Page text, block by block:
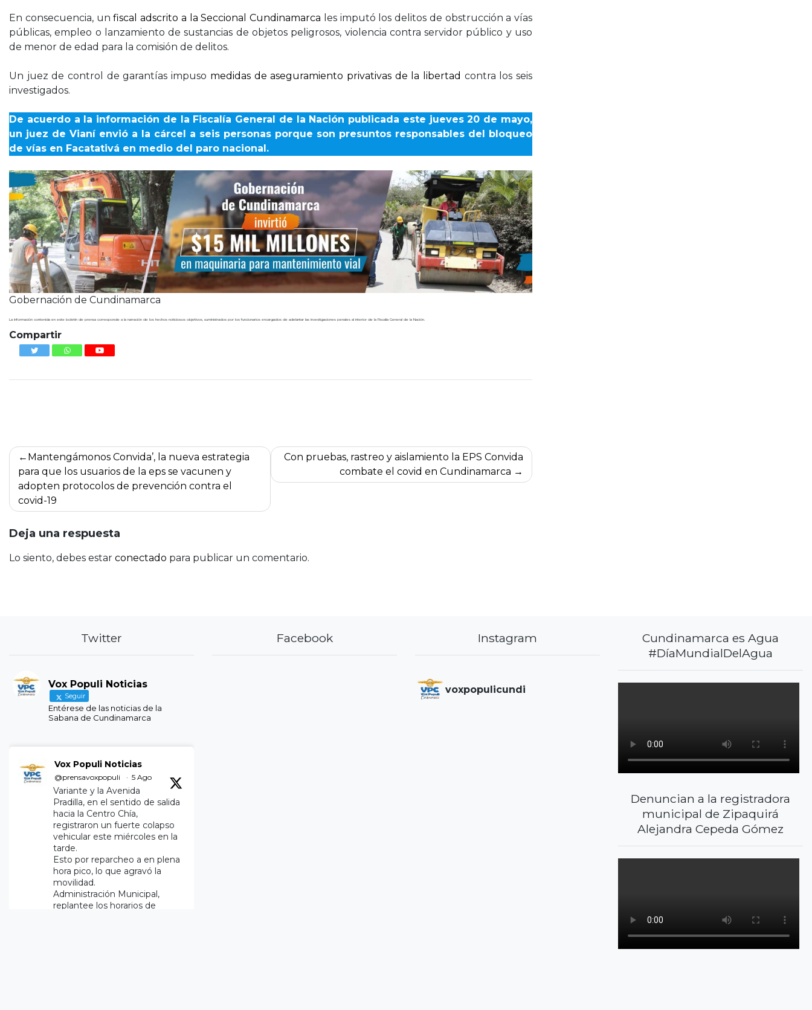
En consecuencia, unfiscal adscrito a la Seccional Cundinamarca les imputó los delitos de obstrucción a vías
públicas, empleo o lanzamiento de sustancias de objetos peligrosos, violencia contra servidor público y uso
de menor de edad para la comisión de delitos.
Un juez de control de garantías impuso medidas de aseguramiento privativas de la libertad contra los seis
investigados.
De acuerdo a la información de la Fiscalía General de la Nación publicada este jueves 20 de mayo,
un juez de Vianí envió a la cárcel a seis personas porque son presuntos responsables del bloqueo
de vías en Facatativá en medio del paro nacional.
Gobernación de Cundinamarca
La información contenida en este boletín de prensa corresponde a la narración de los hechos noticiosos objetivos, suministrados por los funcionarios encargados de adelantar las investigaciones penales al interior de la Fiscalía General de la Nación.
Compartir
Navegación
de
entradas
Mantengámonos Convida’, la nueva estrategia
para que los usuarios de la eps se vacunen y
adopten protocolos de prevención contra el
covid-19
Con pruebas, rastreo y aislamiento la EPS Convida
combate el covid en Cundinamarca
Deja una respuesta
Lo siento, debes estar conectado para publicar un comentario.
Twitter
Vox Populi Noticias
Seguir
Entérese de las noticias de la
Sabana de Cundinamarca
Vox Populi Noticias
@prensavoxpopuli · 5 Ago
Variante y la Avenida
Pradilla, en el sentido de salida
hacia la Centro Chía,
registraron un fuerte colapso
vehicular este miércoles en la
tarde.
Esto por reparcheo a en plena
hora pico, lo que agravó la
movilidad.
Administración Municipal,
replantee los horarios de
Facebook Instagram
voxpopulicundi
Cundinamarca es Agua
#DíaMundialDelAgua
Denuncian a la registradora
municipal de Zipaquirá
Alejandra Cepeda Gómez